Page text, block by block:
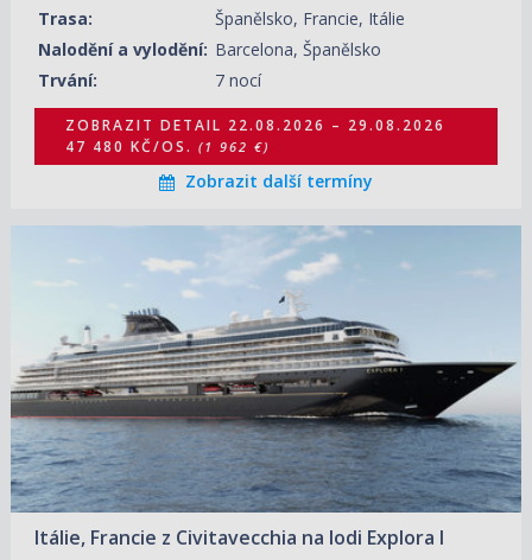
Trasa:
Španělsko, Francie, Itálie
Nalodění a vylodění: Barcelona, Španělsko
Trvání:
7 nocí
ZOBRAZIT DETAIL 22.08.2026 – 29.08.2026
47 480 KČ/OS. (1 962 €)
Zobrazit další termíny
Itálie, Francie z Civitavecchia na lodi Explora I
ZOBRAZIT DETAIL
24.05.2027 – 01.06.2027
(5 400 €)